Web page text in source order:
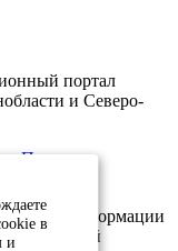
портал
и Северо-
Политика
информации
в
и